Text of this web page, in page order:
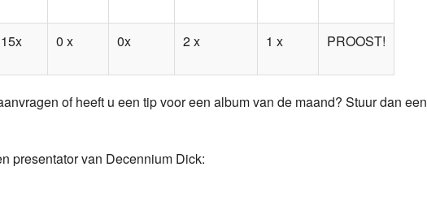
15x 0 x 0x 2 x 1 x PROOST!
of heeft u een tip voor een album van de maand? Stuur dan een
presentator van Decennium Dick: